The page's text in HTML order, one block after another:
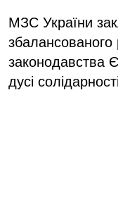
МЗС України
збалансованого
законодавства
дусі